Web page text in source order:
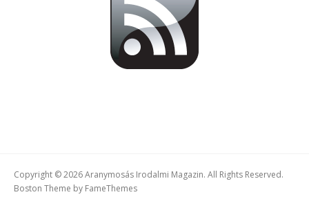
Copyright © 2026 Aranymosás Irodalmi Magazin. All Rights Reserved.
Boston Theme by FameThemes